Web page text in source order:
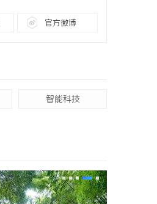
官方微博
智能科技